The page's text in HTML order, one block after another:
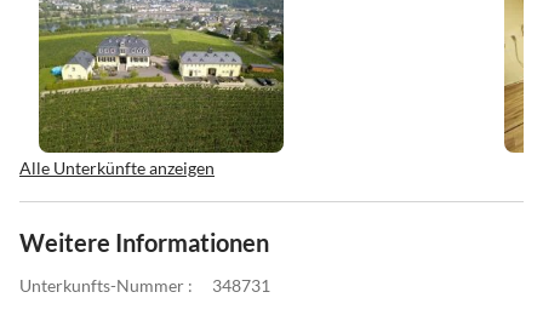
Alle Unterkünfte anzeigen
Weitere Informationen
Unterkunfts-Nummer :
348731